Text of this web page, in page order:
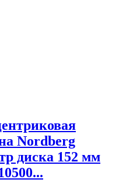
Nordberg
диска 152 мм